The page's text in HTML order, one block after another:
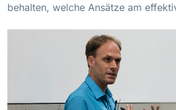
behalten, welche Ansätze am